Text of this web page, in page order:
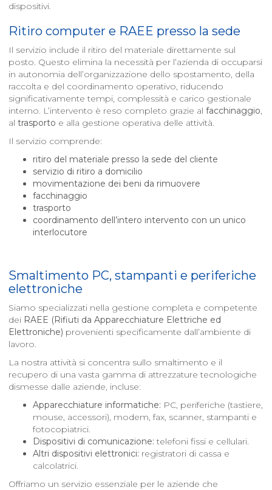
dispositivi.
Ritiro computer e RAEE presso la sede
Il servizio include il ritiro del materiale direttamente sul
posto. Questo elimina la necessità per l’azienda di occuparsi
in autonomia dell’organizzazione dello spostamento, della
raccolta e del coordinamento operativo, riducendo
significativamente tempi, complessità e carico gestionale
interno. L’intervento è reso completo grazie al facchinaggio,
al trasporto e alla gestione operativa delle attività.
Il servizio comprende:
ritiro del materiale presso la sede del cliente
servizio di ritiro a domicilio
movimentazione dei beni da rimuovere
facchinaggio
trasporto
coordinamento dell’intero intervento con un unico
interlocutore
Smaltimento PC, stampanti e periferiche
elettroniche
Siamo specializzati nella gestione completa e competente
dei RAEE (Rifiuti da Apparecchiature Elettriche ed
Elettroniche) provenienti specificamente dall’ambiente di
lavoro.
La nostra attività si concentra sullo smaltimento e il
recupero di una vasta gamma di attrezzature tecnologiche
dismesse dalle aziende, incluse:
Apparecchiature informatiche: PC, periferiche (tastiere,
mouse, accessori), modem, fax, scanner, stampanti e
fotocopiatrici.
Dispositivi di comunicazione: telefoni fissi e cellulari.
Altri dispositivi elettronici: registratori di cassa e
calcolatrici.
Offriamo un servizio essenziale per le aziende che